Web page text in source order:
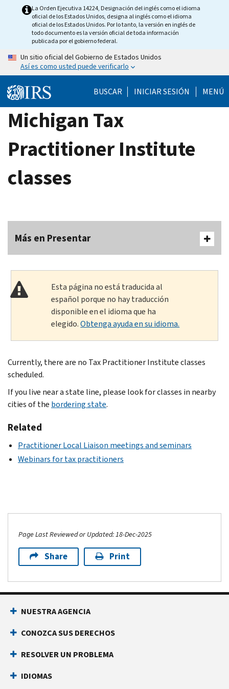
La Orden Ejecutiva 14224, Designación del inglés como el idioma
oficial de los Estados Unidos, designa al inglés como el idioma
oficial de los Estados Unidos. Por lo tanto, la versión en inglés de
todo documento es la versión oficial de toda información
publicada por el gobierno federal.
Un sitio oficial del Gobierno de Estados Unidos
Así es como usted puede verificarlo
BUSCAR INICIAR SESIÓN MENÚ
Michigan Tax
Practitioner Institute
classes
Más en Presentar
Esta página no está traducida al
español porque no hay traducción
disponible en el idioma que ha
elegido.Obtenga ayuda en su idioma.
Currently, there are no Tax Practitioner Institute classes
scheduled.
If you live near a state line, please look for classes in nearby
cities of the bordering state.
Related
Practitioner Local Liaison meetings and seminars
Webinars for tax practitioners
Page Last Reviewed or Updated: 18-Dec-2025
Share Print
NUESTRA AGENCIA
CONOZCA SUS DERECHOS
RESOLVER UN PROBLEMA
IDIOMAS